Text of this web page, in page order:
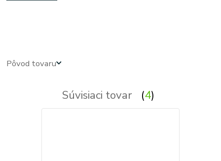
Pôvod tovaru
Súvisiaci tovar 4